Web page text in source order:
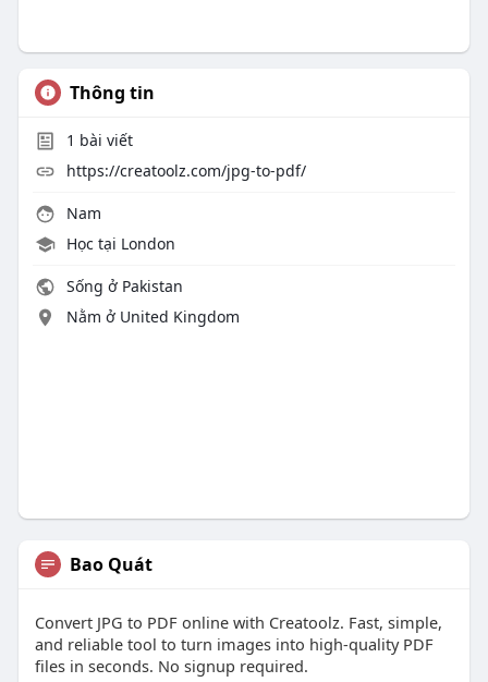
Thông tin
1 bài viết
https://creatoolz.com/jpg-to-pdf/
Nam
Học tại London
Sống ở Pakistan
Nằm ở United Kingdom
Bao Quát
Convert JPG to PDF online with Creatoolz. Fast, simple,
and reliable tool to turn images into high-quality PDF
files in seconds. No signup required.